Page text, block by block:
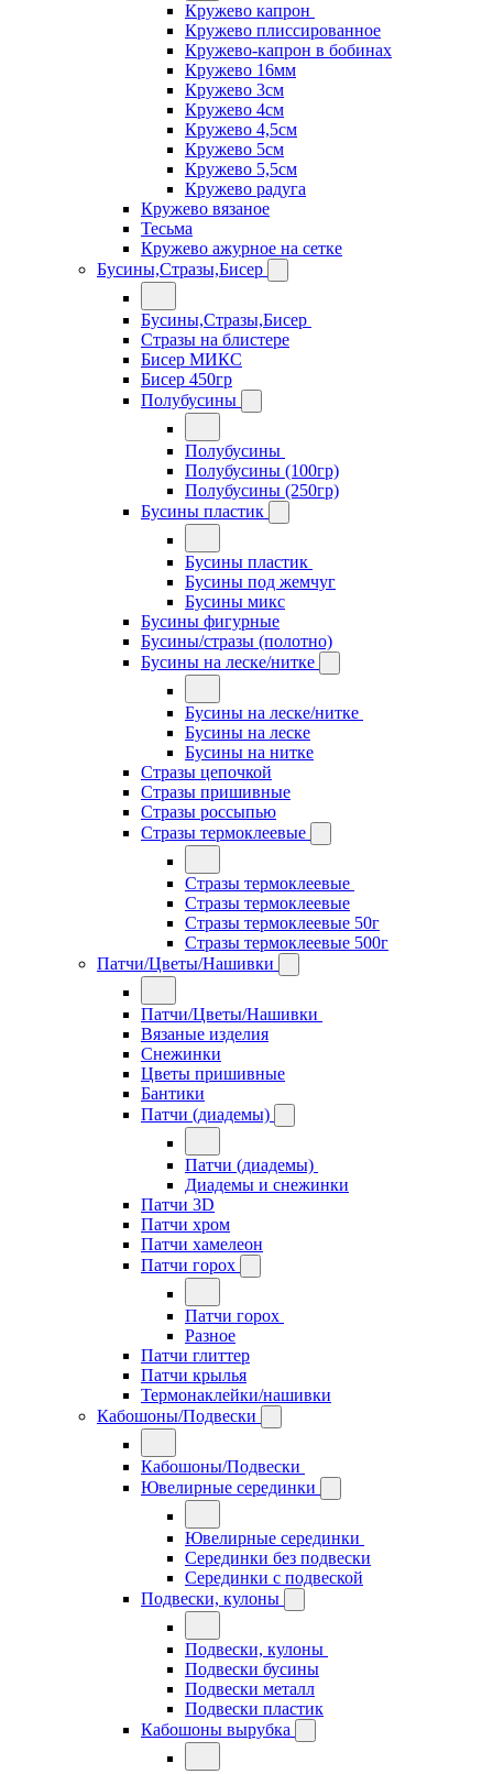
Кружево капрон
Кружево плиссированное
Кружево-капрон в бобинах
Кружево 16мм
Кружево 3см
Кружево 4см
Кружево 4,5см
Кружево 5см
Кружево 5,5см
Кружево радуга
Кружево вязаное
Тесьма
Кружево ажурное на сетке
Бусины,Стразы,Бисер
Бусины,Стразы,Бисер
Стразы на блистере
Бисер МИКС
Бисер 450гр
Полубусины
Полубусины
Полубусины (100гр)
Полубусины (250гр)
Бусины пластик
Бусины пластик
Бусины под жемчуг
Бусины микс
Бусины фигурные
Бусины/стразы (полотно)
Бусины на леске/нитке
Бусины на леске/нитке
Бусины на леске
Бусины на нитке
Стразы цепочкой
Стразы пришивные
Стразы россыпью
Стразы термоклеевые
Стразы термоклеевые
Стразы термоклеевые
Стразы термоклеевые 50г
Стразы термоклеевые 500г
Патчи/Цветы/Нашивки
Патчи/Цветы/Нашивки
Вязаные изделия
Снежинки
Цветы пришивные
Бантики
Патчи (диадемы)
Патчи (диадемы)
Диадемы и снежинки
Патчи 3D
Патчи хром
Патчи хамелеон
Патчи горох
Патчи горох
Разное
Патчи глиттер
Патчи крылья
Термонаклейки/нашивки
Кабошоны/Подвески
Кабошоны/Подвески
Ювелирные серединки
Ювелирные серединки
Серединки без подвески
Серединки с подвеской
Подвески, кулоны
Подвески, кулоны
Подвески бусины
Подвески металл
Подвески пластик
Кабошоны вырубка